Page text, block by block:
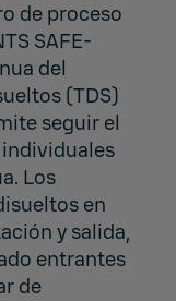
de proceso
SAFE-
del
(TDS)
seguir el
Los
en
y salida,
entrantes
de